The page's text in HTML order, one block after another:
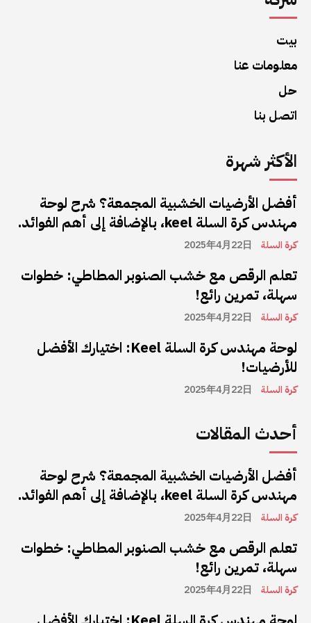
بيت
معلومات عنا
حل
اتصل بنا
الأكثر شهرة
أفضل الأرضيات الخشبية المجمعة؟ شرح لوحة
مهندس كرة السلة keel، بالإضافة إلى أهم الفوائد.
كرة السلة 2025年4月22日
تعلم الرقص مع خشب الصنوبر المطاطي: خطوات
سهلة، تمرين رائع!
كرة السلة 2025年4月22日
لوحة مهندس كرة السلة Keel: اختيارك الأفضل
للأرضيات!
كرة السلة 2025年4月22日
أحدث المقالات
أفضل الأرضيات الخشبية المجمعة؟ شرح لوحة
مهندس كرة السلة keel، بالإضافة إلى أهم الفوائد.
كرة السلة 2025年4月22日
تعلم الرقص مع خشب الصنوبر المطاطي: خطوات
سهلة، تمرين رائع!
كرة السلة 2025年4月22日